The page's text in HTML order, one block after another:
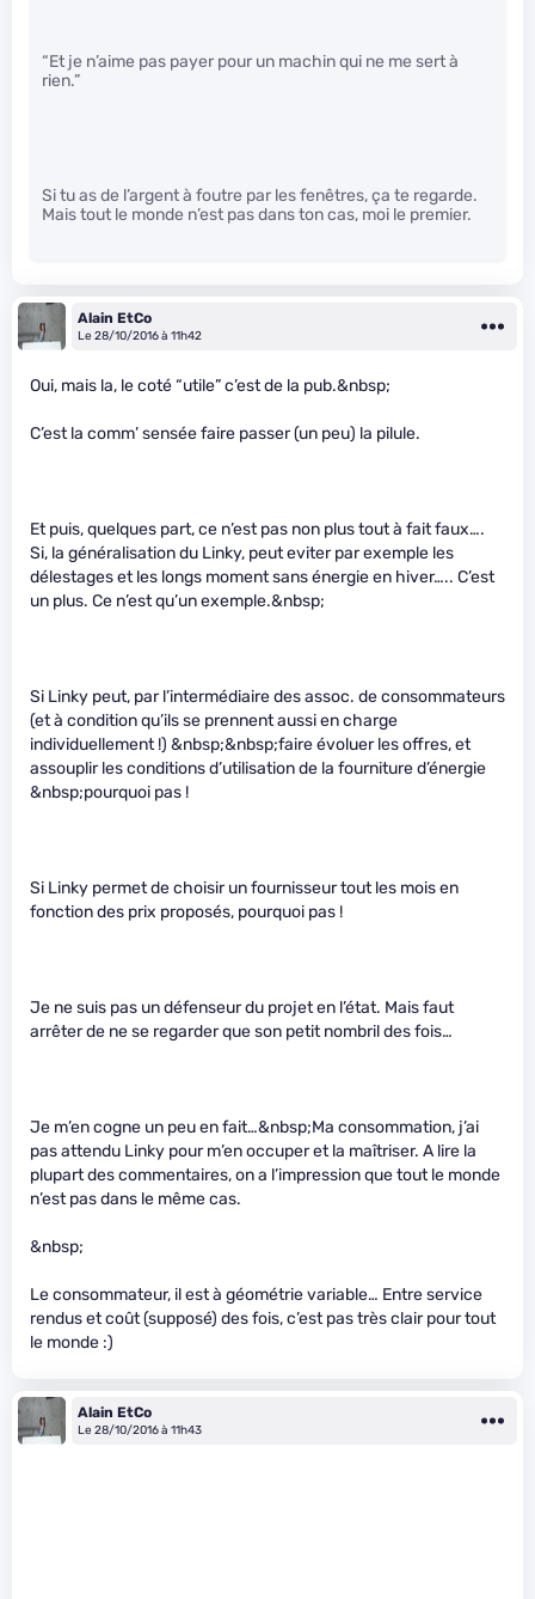
“Et je n’aime pas payer pour un machin qui ne me sert à
rien.”
Si tu as de l’argent à foutre par les fenêtres, ça te regarde.
Mais tout le monde n’est pas dans ton cas, moi le premier.
Alain EtCo
Le 28/10/2016 à 11h42
Oui, mais la, le coté “utile” c’est de la pub.&nbsp;
C’est la comm’ sensée faire passer (un peu) la pilule.
Et puis, quelques part, ce n’est pas non plus tout à fait faux….
Si, la généralisation du Linky, peut eviter par exemple les
délestages et les longs moment sans énergie en hiver….. C’est
un plus. Ce n’est qu’un exemple.&nbsp;
Si Linky peut, par l’intermédiaire des assoc. de consommateurs
(et à condition qu’ils se prennent aussi en charge
individuellement !) &nbsp;&nbsp;faire évoluer les offres, et
assouplir les conditions d’utilisation de la fourniture d’énergie
&nbsp;pourquoi pas !
Si Linky permet de choisir un fournisseur tout les mois en
fonction des prix proposés, pourquoi pas !
Je ne suis pas un défenseur du projet en l’état. Mais faut
arrêter de ne se regarder que son petit nombril des fois…
Je m’en cogne un peu en fait…&nbsp;Ma consommation, j’ai
pas attendu Linky pour m’en occuper et la maîtriser. A lire la
plupart des commentaires, on a l’impression que tout le monde
n’est pas dans le même cas.
&nbsp;
Le consommateur, il est à géométrie variable… Entre service
rendus et coût (supposé) des fois, c’est pas très clair pour tout
le monde :)
Alain EtCo
Le 28/10/2016 à 11h43